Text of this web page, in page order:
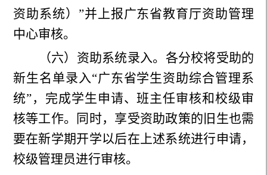
资助系统）”并上报广东省教育厅资助管理
中心审核。
（六）资助系统录入。各分校将受助的
新生名单录入“广东省学生资助综合管理系
统”，完成学生申请、班主任审核和校级审
核等工作。同时，享受资助政策的旧生也需
要在新学期开学以后在上述系统进行申请，
校级管理员进行审核。